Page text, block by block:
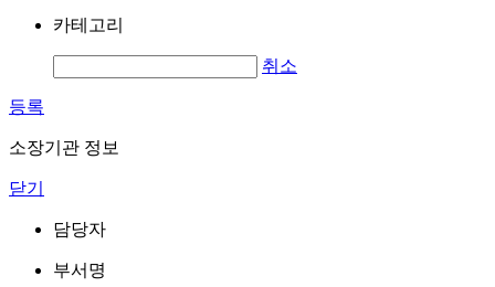
카테고리
취소
등록
소장기관 정보
닫기
담당자
부서명